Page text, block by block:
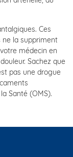
Ces
ne la suppriment
médecin en
Sachez que
pas une drogue
Santé (OMS).